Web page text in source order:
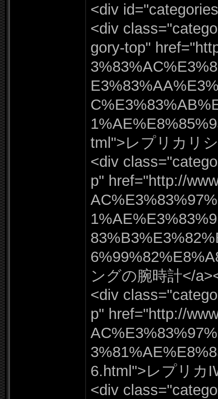
<div id="
<div class="
gory-top" href="
3%83%AC%E3%
E3%83%AA%
C%E3%83%AB%
1%AE%E8%85%
tml">レプリカリ
<div class="
p" href="http://
AC%E3%83%97%
1%AE%E3%83%
83%B3%E3%82%
6%99%82%E8%
ングの腕時計</
<div class="
p" href="http://
AC%E3%83%97%
3%81%AE%E8%
6. html">レプリカ
<div class="